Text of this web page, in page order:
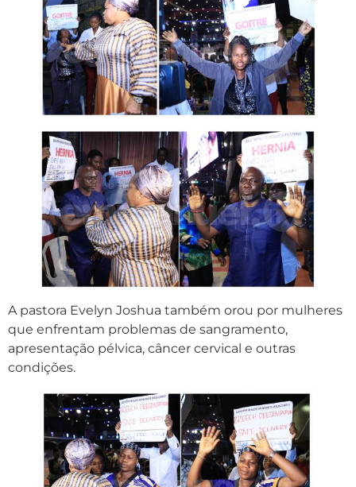
A pastora Evelyn Joshua também orou por mulheres
que enfrentam problemas de sangramento,
apresentação pélvica, câncer cervical e outras
condições.